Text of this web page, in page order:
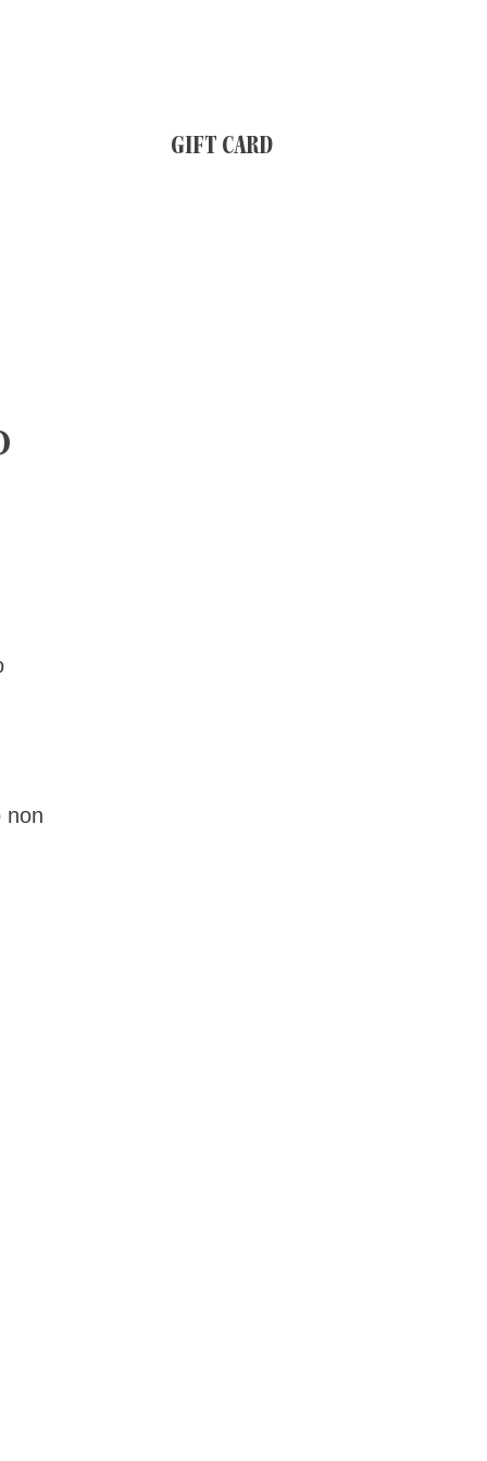
non
GIFT CARD